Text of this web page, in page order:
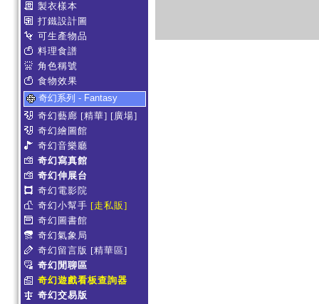
製衣樣本
打鐵設計圖
可生產物品
料理食譜
角色稱號
食物效果
奇幻系列 - Fantasy
奇幻藝廊 [精華] [廣場]
奇幻繪圖館
奇幻音樂廳
奇幻寫真館
奇幻伸展台
奇幻電影院
奇幻小幫手 [走私販]
奇幻圖書館
奇幻氣象局
奇幻留言版 [精華區]
奇幻閒聊區
奇幻遊戲看板查詢器
奇幻交易版